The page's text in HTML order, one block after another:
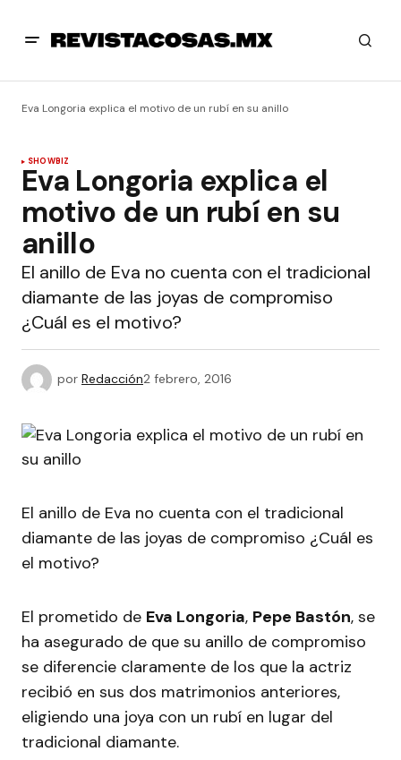
Eva Longoria explica el motivo de un rubí en su anillo
SHOWBIZ
Eva Longoria explica el
motivo de un rubí en su
anillo
El anillo de Eva no cuenta con el tradicional
diamante de las joyas de compromiso
¿Cuál es el motivo?
por Redacción2 febrero, 2016
El anillo de Eva no cuenta con el tradicional
diamante de las joyas de compromiso ¿Cuál es
el motivo?
El prometido de Eva Longoria, Pepe Bastón, se
ha asegurado de que su anillo de compromiso
se diferencie claramente de los que la actriz
recibió en sus dos matrimonios anteriores,
eligiendo una joya con un rubí en lugar del
tradicional diamante.